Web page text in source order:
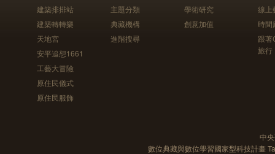
建築排排站
建築轉轉樂
天地宮
安平追想1661
工藝大冒險
原住民儀式
原住民服飾
主題分類
典藏機構
進階搜尋
學術研究
創意加值
線上
時間
跟
旅行
中
數位典藏與數位學習國家型科技計畫